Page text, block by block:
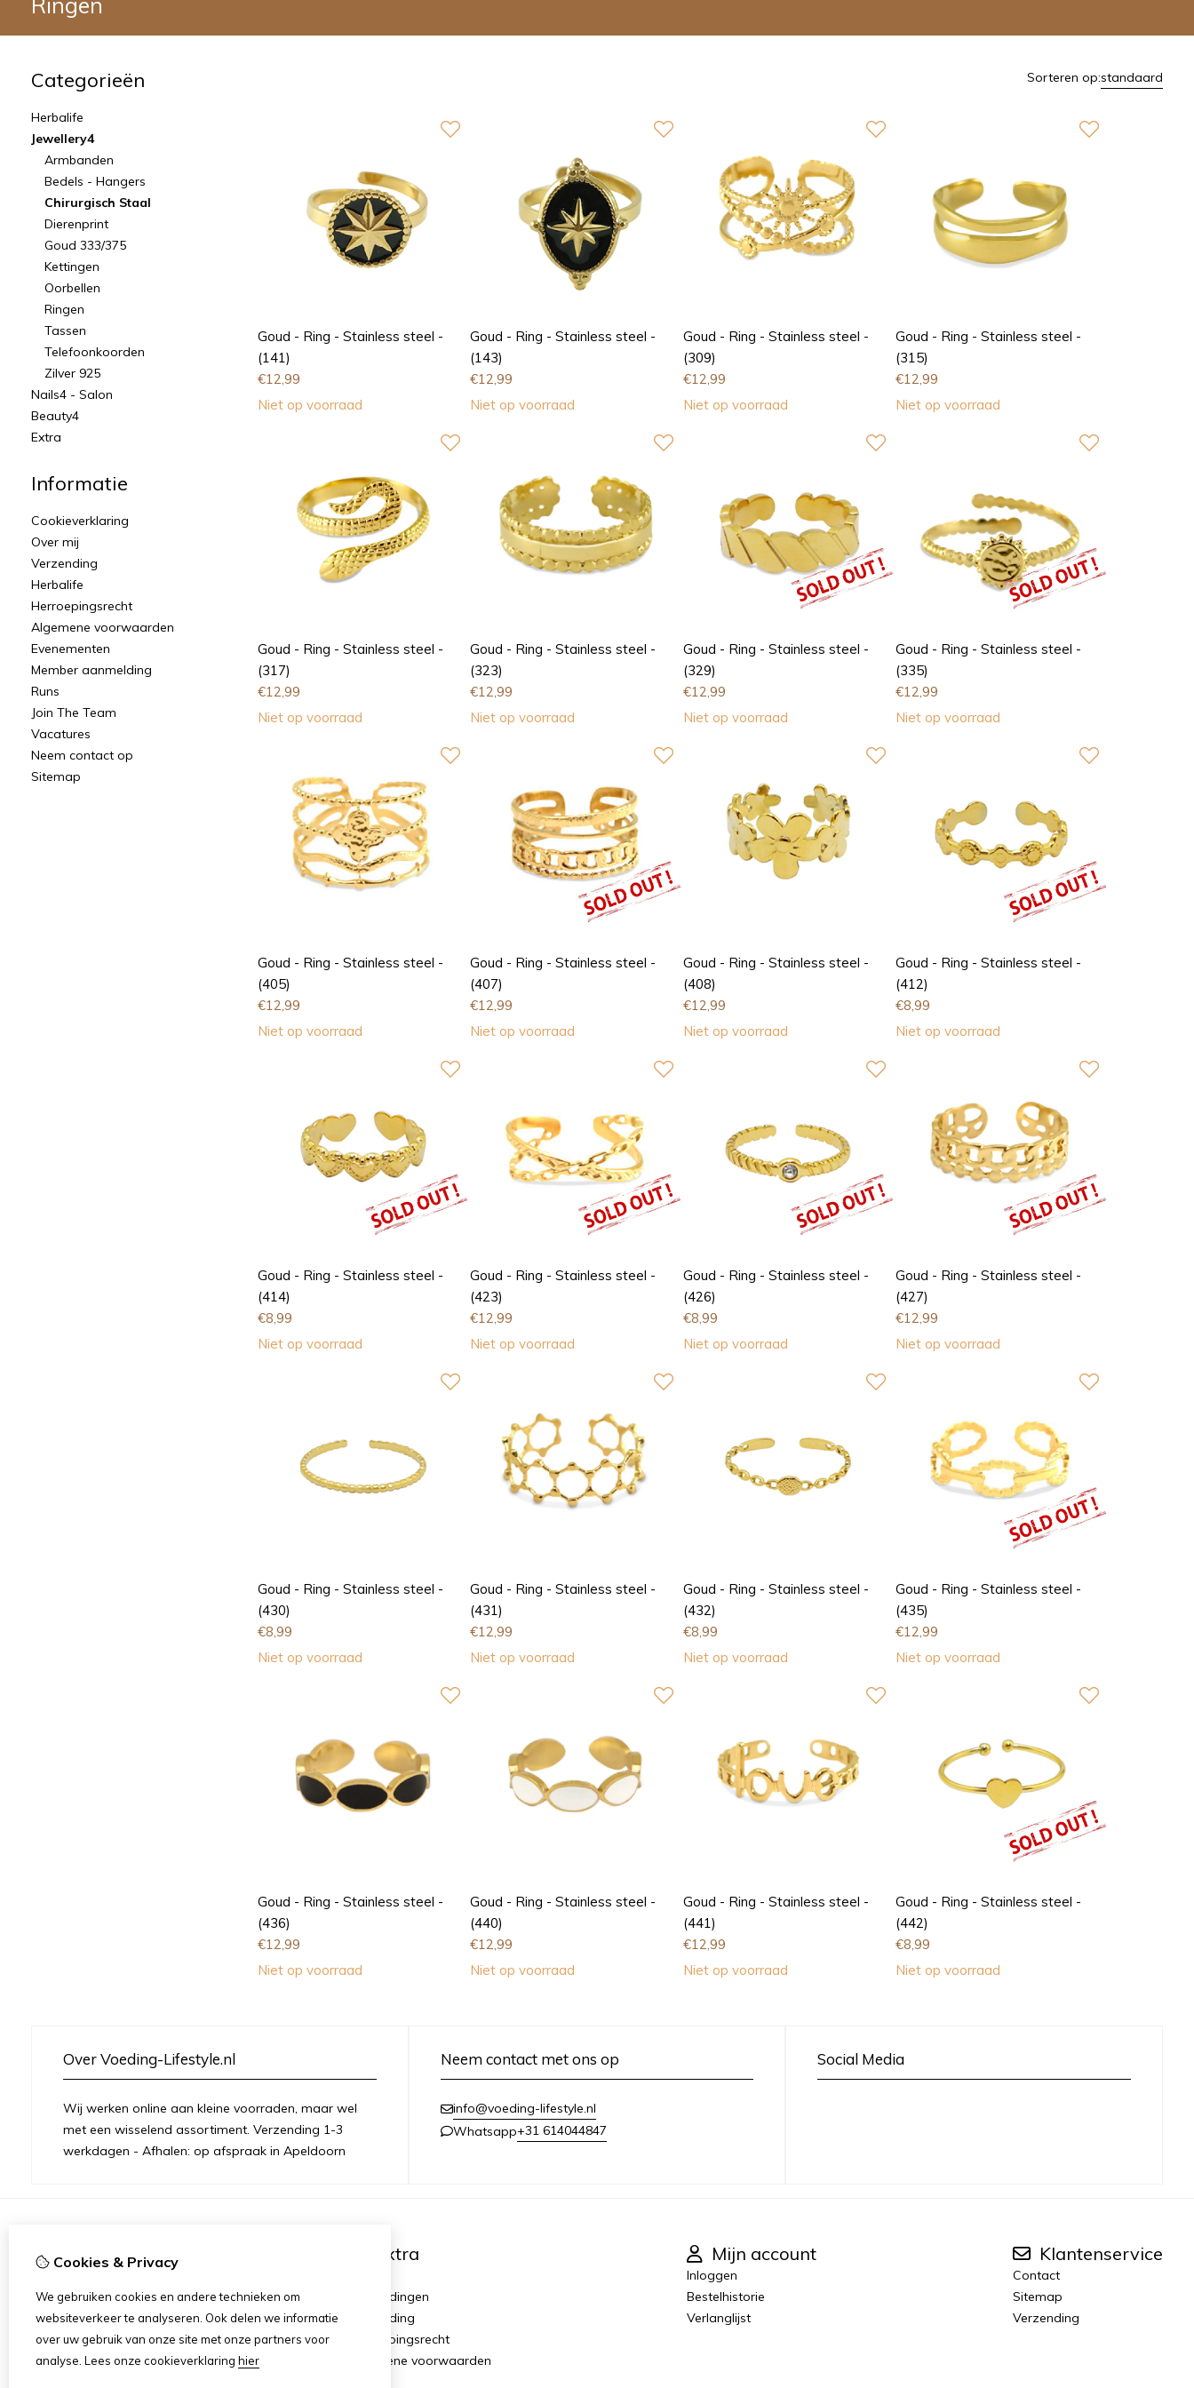
Categorieën
Herbalife
Jewellery4
Armbanden
Bedels - Hangers
Chirurgisch Staal
Dierenprint
Goud 333/375
Kettingen
Oorbellen
Ringen
Tassen
Telefoonkoorden
Zilver 925
Nails4 - Salon
Beauty4
Extra
Informatie
Cookieverklaring
Over mij
Verzending
Herbalife
Herroepingsrecht
Algemene voorwaarden
Evenementen
Member aanmelding
Runs
Join The Team
Vacatures
Neem contact op
Sitemap
Sorteren op:standaard
Goud - Ring - Stainless steel -
(141)
€12,99
Niet op voorraad
Goud - Ring - Stainless steel -
(143)
€12,99
Niet op voorraad
Goud - Ring - Stainless steel -
(309)
€12,99
Niet op voorraad
Goud - Ring - Stainless steel -
(315)
€12,99
Niet op voorraad
Goud - Ring - Stainless steel -
(317)
€12,99
Niet op voorraad
Goud - Ring - Stainless steel -
(323)
€12,99
Niet op voorraad
Goud - Ring - Stainless steel -
(329)
€12,99
Niet op voorraad
Goud - Ring - Stainless steel -
(335)
€12,99
Niet op voorraad
Goud - Ring - Stainless steel -
(405)
€12,99
Niet op voorraad
Goud - Ring - Stainless steel -
(407)
€12,99
Niet op voorraad
Goud - Ring - Stainless steel -
(408)
€12,99
Niet op voorraad
Goud - Ring - Stainless steel -
(412)
€8,99
Niet op voorraad
Goud - Ring - Stainless steel -
(414)
€8,99
Niet op voorraad
Goud - Ring - Stainless steel -
(423)
€12,99
Niet op voorraad
Goud - Ring - Stainless steel -
(426)
€8,99
Niet op voorraad
Goud - Ring - Stainless steel -
(427)
€12,99
Niet op voorraad
Goud - Ring - Stainless steel -
(430)
€8,99
Niet op voorraad
Goud - Ring - Stainless steel -
(431)
€12,99
Niet op voorraad
Goud - Ring - Stainless steel -
(432)
€8,99
Niet op voorraad
Goud - Ring - Stainless steel -
(435)
€12,99
Niet op voorraad
Goud - Ring - Stainless steel -
(436)
€12,99
Niet op voorraad
Goud - Ring - Stainless steel -
(440)
€12,99
Niet op voorraad
Goud - Ring - Stainless steel -
(441)
€12,99
Niet op voorraad
Goud - Ring - Stainless steel -
(442)
€8,99
Niet op voorraad
Over Voeding-Lifestyle.nl
Wij werken online aan kleine voorraden, maar wel
met een wisselend assortiment. Verzending 1-3
werkdagen - Afhalen: op afspraak in Apeldoorn
Neem contact met ons op
info@voeding-lifestyle.nl
Whatsapp+31 614044847
Social Media
Informatie
Herbalife
Member aanmelding
Runs
Join The Team
Extra
Aanbiedingen
Verzending
Herroepingsrecht
Algemene voorwaarden
Mijn account
Inloggen
Bestelhistorie
Verlanglijst
Klantenservice
Contact
Sitemap
Verzending
Cookies & Privacy
We gebruiken cookies en andere technieken om
websiteverkeer te analyseren. Ook delen we informatie
over uw gebruik van onze site met onze partners voor
analyse. Lees onze cookieverklaring hier